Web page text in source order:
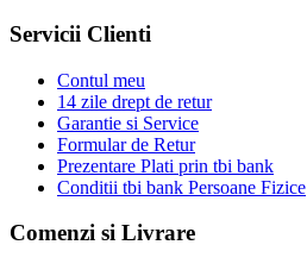
Servicii Clienti
Contul meu
14 zile drept de retur
Garantie si Service
Formular de Retur
Prezentare Plati prin tbi bank
Conditii tbi bank Persoane Fizice
Comenzi si Livrare